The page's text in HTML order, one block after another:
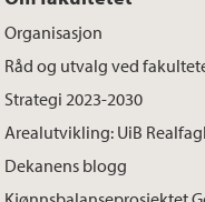
Organisasjon
Råd og utvalg ved
Strategi 2023-2030
Arealutvikling: UiB
Dekanens blogg